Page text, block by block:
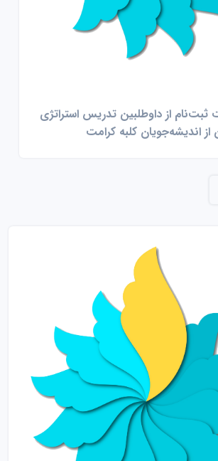
از داوطلبین تدریس استراتژی
از اندیشه‌جویان کلبه کرامت